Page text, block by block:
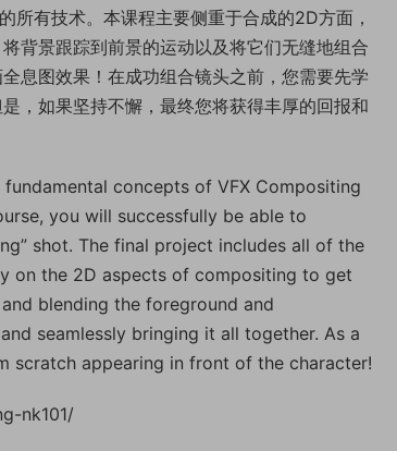
所有技术。本课程主要侧重于合成的2D方面，
背景跟踪到前景的运动以及将它们无缝地组合
息图效果！在成功组合镜头之前，您需要先学
，如果坚持不懈，最终您将获得丰厚的回报和
concepts of VFX Compositing
you will successfully be able to
shot. The final project includes all of the
on the 2D aspects of compositing to get
blending the foreground and
seamlessly bringing it all together. As a
scratch appearing in front of the character!
nk101/